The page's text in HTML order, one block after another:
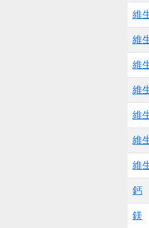
維
維
維
維
維
維
維
鈣
鎂